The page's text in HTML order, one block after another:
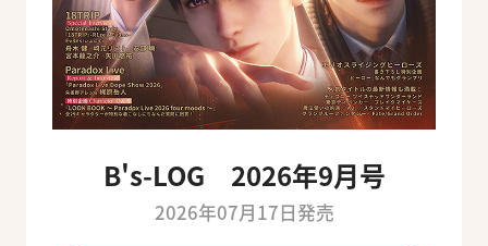
B's-LOG 2026年9月号
2026年07月17日発売